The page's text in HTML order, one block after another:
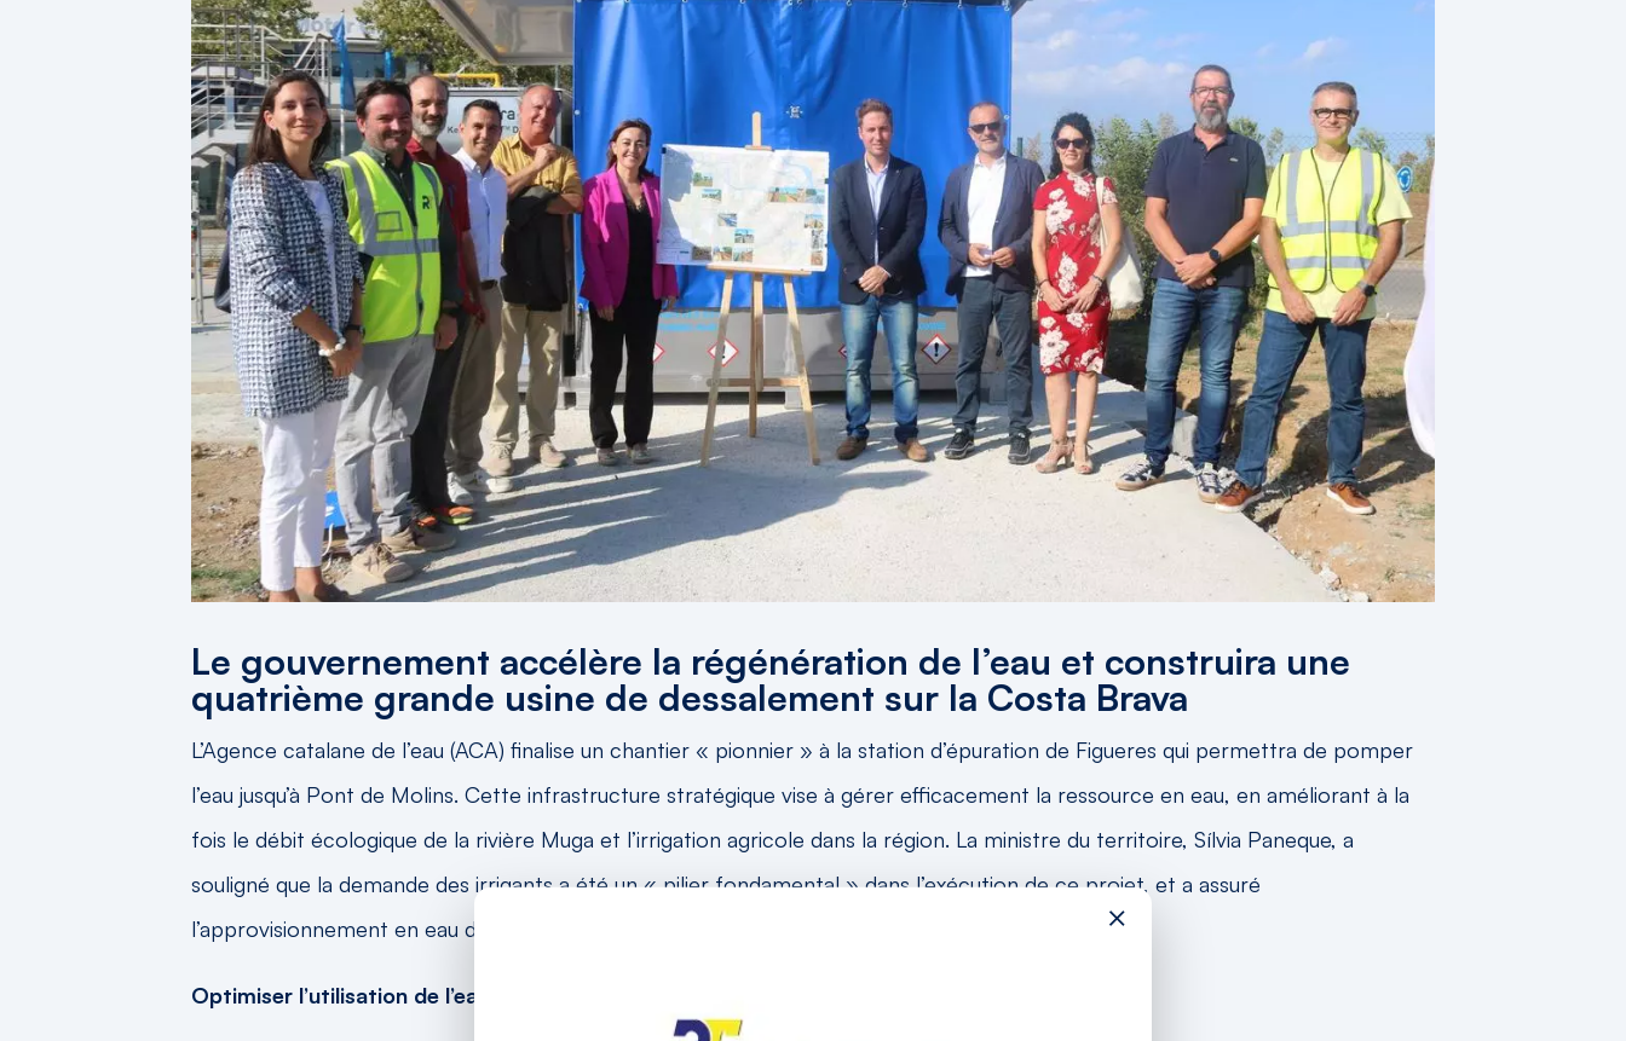
Le gouvernement accélère la régénération de l’eau et construira une
quatrième grande usine de dessalement sur la Costa Brava
L’Agence catalane de l’eau (ACA) finalise un chantier « pionnier » à la station d’épuration de Figueres qui permettra de pomper
l’eau jusqu’à Pont de Molins. Cette infrastructure stratégique vise à gérer efficacement la ressource en eau, en améliorant à la
fois le débit écologique de la rivière Muga et l’irrigation agricole dans la région. La ministre du territoire, Sílvia Paneque, a
souligné que la demande des irrigants a été un « pilier fondamental » dans l’exécution de ce projet, et a assuré
l’approvisionnement en eau des agriculteurs locaux.
Optimiser l’utilisation de l’eau à Figueres pour faire face à la sécheresse
×